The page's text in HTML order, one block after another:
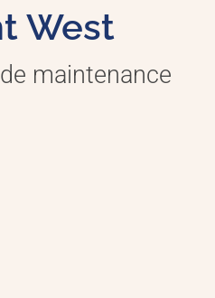
West
maintenance